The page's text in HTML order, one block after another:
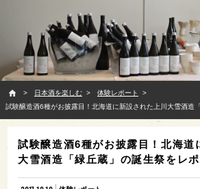
日本酒を楽しむ
体験レポート
試験醸造酒6種がお披露目！北海道に新設された上川大雪酒造
試験醸造酒6種がお披露目！北海道
大雪酒造「緑丘蔵」の誕生祭をレポ